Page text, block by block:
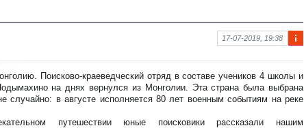
фо
аци
я к
нов
и
17-07-2019, 19:38
Поисково-краеведческий отряд в составе учеников 4 школы и
на днях вернулся из Монголии. Эта страна была выбрана
случайно: в августе исполняется 80 лет военным событиям на реке
путешествии юные поисковики рассказали нашим